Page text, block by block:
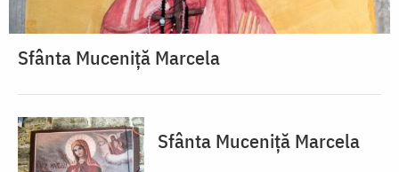
Sfânta Muceniță Marcela
Sfânta Muceniță Marcela